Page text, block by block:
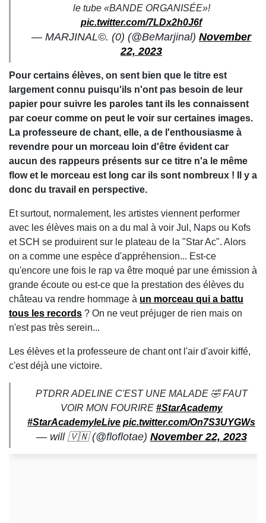
le tube «BANDE ORGANISÉE»!
pic.twitter.com/7LDx2h0J6f
— MARJINAL©️. (0) (@BeMarjinal) November
22, 2023
Pour certains élèves, on sent bien que le titre est
largement connu puisqu'ils n'ont pas besoin de leur
papier pour suivre les paroles tant ils les connaissent
par coeur comme on peut le voir sur certaines images.
La professeure de chant, elle, a de l'enthousiasme à
revendre pour un morceau loin d'être évident car
aucun des rappeurs présents sur ce titre n'a le même
flow et le morceau est long car ils sont nombreux ! Il y a
donc du travail en perspective.
Et surtout, normalement, les artistes viennent performer
avec les élèves mais on a du mal à voir Jul, Naps ou Kofs
et SCH se produirent sur le plateau de la "Star Ac". Alors
on a comme une espèce d'appréhension... Est-ce
qu'encore une fois le rap va être moqué par une émission à
grande écoute ou est-ce que la prestation des élèves du
château va rendre hommage à un morceau qui a battu
tous les records ? On ne veut préjuger de rien mais on
n'est pas très serein...
Les élèves et la professeure de chant ont l'air d'avoir kiffé,
c'est déjà une victoire.
PTDRR ADELINE C'EST UNE MALADE 🤣 FAUT
VOIR MON FOURIRE #StarAcademy
#StarAcademyleLive pic.twitter.com/On7S3UYGWs
— will 🇻🇳 (@floflotae) November 22, 2023